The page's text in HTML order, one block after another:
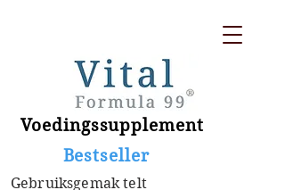
Voedingssupplement
​ Bestseller
Gebruiksgemak telt